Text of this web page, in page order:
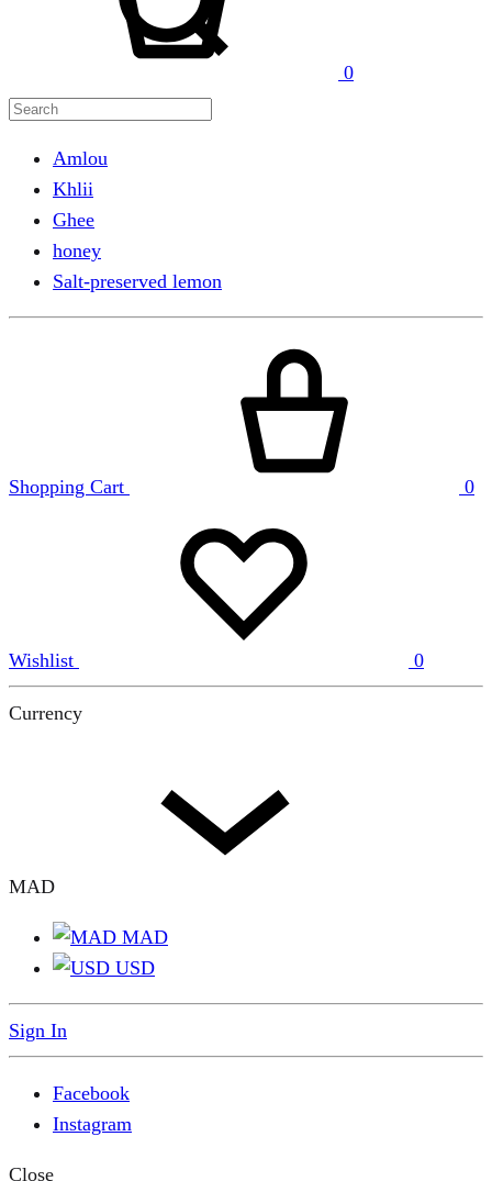
0
Amlou
Khlii
Ghee
honey
Salt-preserved lemon
Shopping Cart 0
Wishlist 0
Currency
MAD
MAD
USD
Sign In
Facebook
Instagram
Close